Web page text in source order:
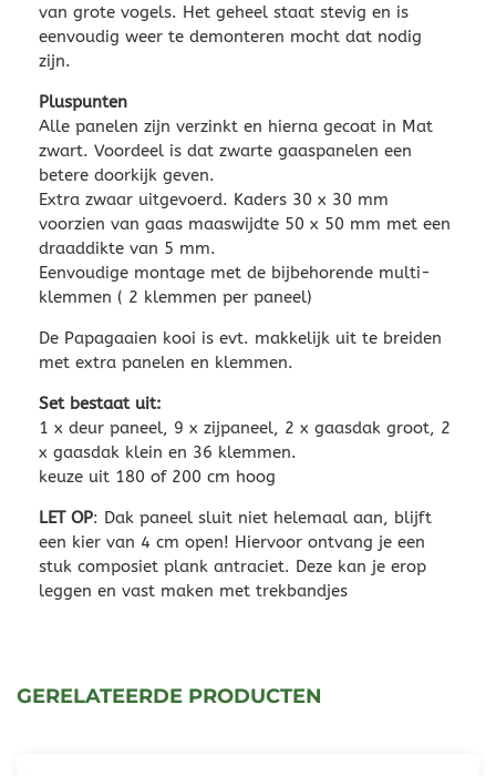
van grote vogels. Het geheel staat stevig en is
eenvoudig weer te demonteren mocht dat nodig
zijn.
Pluspunten
Alle panelen zijn verzinkt en hierna gecoat in Mat
zwart. Voordeel is dat zwarte gaaspanelen een
betere doorkijk geven.
Extra zwaar uitgevoerd. Kaders 30 x 30 mm
voorzien van gaas maaswijdte 50 x 50 mm met een
draaddikte van 5 mm.
Eenvoudige montage met de bijbehorende multi-
klemmen ( 2 klemmen per paneel)
De Papagaaien kooi is evt. makkelijk uit te breiden
met extra panelen en klemmen.
Set bestaat uit:
1 x deur paneel, 9 x zijpaneel, 2 x gaasdak groot, 2
x gaasdak klein en 36 klemmen.
keuze uit 180 of 200 cm hoog
LET OP: Dak paneel sluit niet helemaal aan, blijft
een kier van 4 cm open! Hiervoor ontvang je een
stuk composiet plank antraciet. Deze kan je erop
leggen en vast maken met trekbandjes
GERELATEERDE PRODUCTEN